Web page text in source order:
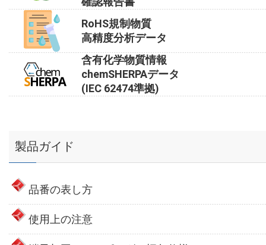
RoHS規制物質
高精度分析データ
含有化学物質情報
chemSHERPAデータ
(IEC 62474準拠)
製品ガイド
品番の表し方
使用上の注意